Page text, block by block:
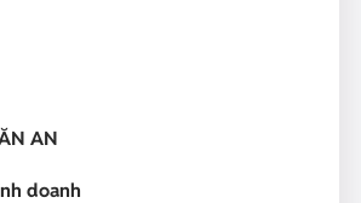
AN
doanh